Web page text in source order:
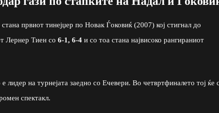
стана првиот тинејџер по Новак Ѓоковиќ (2007) кој стигнал до
Лернер Тиен со 6-1, 6-4 и со тоа стана највисоко рангираниот
лидер на турнејата заедно со Ечевери. Во четвртфиналето тој ќе
спектакл.